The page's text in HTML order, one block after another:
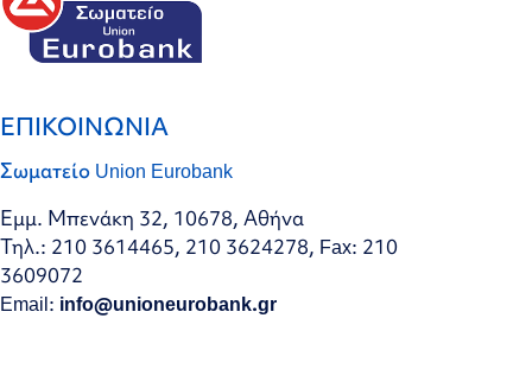
ΕΠΙΚΟΙΝΩΝΙΑ
Σωματείο Union Eurobank
Εμμ. Μπενάκη 32, 10678, Αθήνα
Τηλ.: 210 3614465, 210 3624278, Fax: 210
3609072
Email: info@unioneurobank.gr